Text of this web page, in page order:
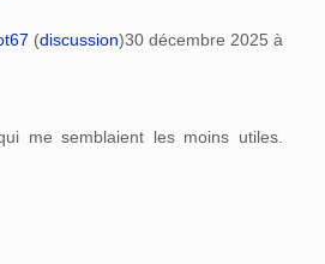
(discussion)30 décembre 2025 à
me semblaient les moins utiles.